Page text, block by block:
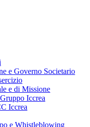
e Governo Societario
e di Missione
Iccrea
Iccrea
e Whistleblowing